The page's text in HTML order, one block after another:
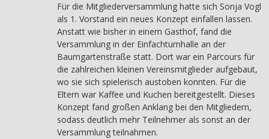
Für die Mitgliederversammlung hatte sich Sonja Vogl
als 1. Vorstand ein neues Konzept einfallen lassen.
Anstatt wie bisher in einem Gasthof, fand die
Versammlung in der Einfachturnhalle an der
Baumgartenstraße statt. Dort war ein Parcours für
die zahlreichen kleinen Vereinsmitglieder aufgebaut,
wo sie sich spielerisch austoben konnten. Für die
Eltern war Kaffee und Kuchen bereitgestellt. Dieses
Konzept fand großen Anklang bei den Mitgliedern,
sodass deutlich mehr Teilnehmer als sonst an der
Versammlung teilnahmen.